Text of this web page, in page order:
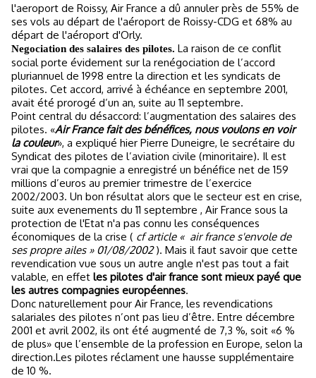
l'aeroport de Roissy, Air France a dû annuler près de 55% de
ses vols au départ de l'aéroport de Roissy-CDG et 68% au
départ de l'aéroport d'Orly.
Negociation des salaires des pilotes. La raison de ce conflit
social porte évidement sur la renégociation de l’accord
pluriannuel de 1998 entre la direction et les syndicats de
pilotes. Cet accord, arrivé à échéance en septembre 2001,
avait été prorogé d’un an, suite au 11 septembre.
Point central du désaccord: l’augmentation des salaires des
pilotes. «Air France fait des bénéfices, nous voulons en voir
la couleur», a expliqué hier Pierre Duneigre, le secrétaire du
Syndicat des pilotes de l’aviation civile (minoritaire). Il est
vrai que la compagnie a enregistré un bénéfice net de 159
millions d’euros au premier trimestre de l’exercice
2002/2003. Un bon résultat alors que le secteur est en crise,
suite aux evenements du 11 septembre , Air France sous la
protection de l'Etat n'a pas connu les conséquences
économiques de la crise ( cf article « air france s'envole de
ses propre ailes » 01/08/2002). Mais il faut savoir que cette
revendication vue sous un autre angle n'est pas tout a fait
valable, en effet les pilotes d'air france sont mieux payé que
les autres compagnies européennes.
Donc naturellement pour Air France, les revendications
salariales des pilotes n’ont pas lieu d’être. Entre décembre
2001 et avril 2002, ils ont été augmenté de 7,3 %, soit «6 %
de plus» que l’ensemble de la profession en Europe, selon la
direction.Les pilotes réclament une hausse supplémentaire
de 10 %.